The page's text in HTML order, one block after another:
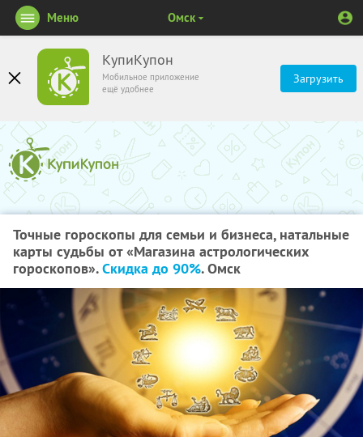
КупиКупон
Мобильное приложение
ещё удобнее
Загрузить
Меню Омск
Точные гороскопы для семьи и бизнеса, натальные
карты судьбы от «Магазина астрологических
гороскопов».Скидка до 90%. Омск